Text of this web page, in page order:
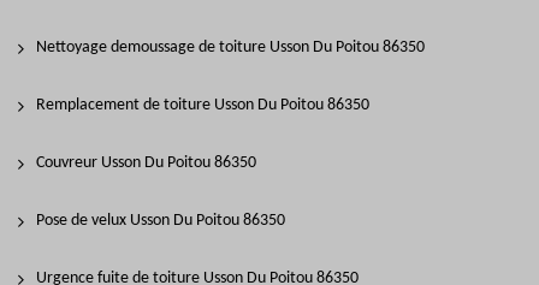
Nettoyage demoussage de toiture Usson Du Poitou 86350
Remplacement de toiture Usson Du Poitou 86350
Couvreur Usson Du Poitou 86350
Pose de velux Usson Du Poitou 86350
Urgence fuite de toiture Usson Du Poitou 86350